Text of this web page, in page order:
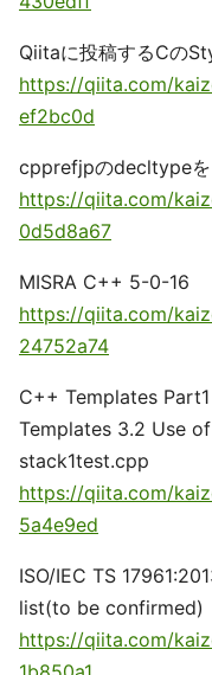
Qiitaに投稿するCの
https://qiita.com/
ef2bc0d
cpprefjpのdecltypeを
https://qiita.com/
0d5d8a67
MISRA C++ 5-0-16
https://qiita.com/
24752a74
C++ Templates
Templates 3.2 Use
stack1test.cpp
https://qiita.com/
5a4e9ed
ISO/IEC TS
list(to be confirmed)
https://qiita.com/